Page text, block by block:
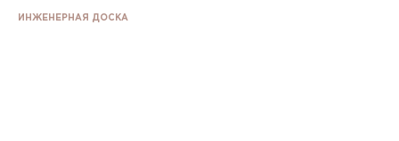
ИНЖЕНЕРНАЯ ДОСКА